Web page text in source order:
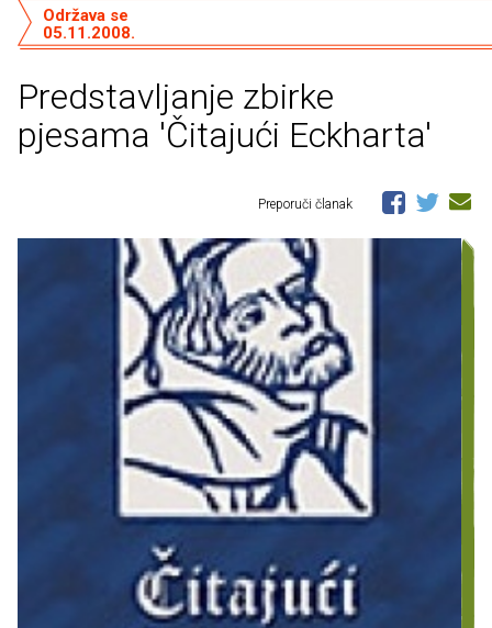
Predstavljanje zbirke
pjesama 'Čitajući Eckharta'
Održava se
05.11.2008.
Preporuči članak